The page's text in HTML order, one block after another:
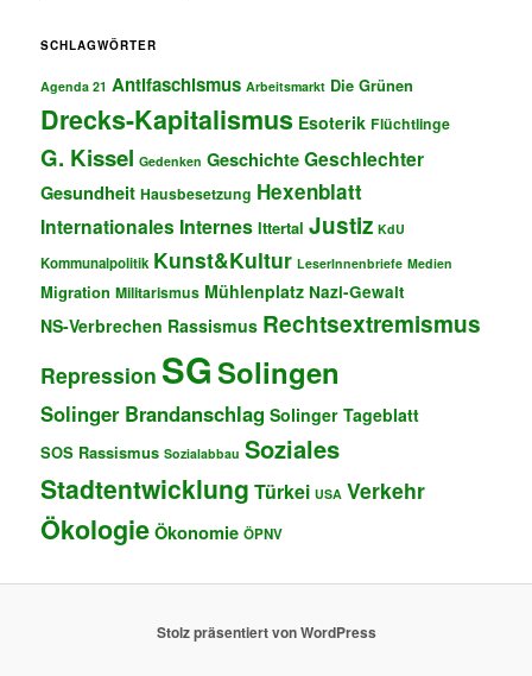
h
i
v
e
SCHLAGWÖRTER
Agenda 21 Antifaschismus Arbeitsmarkt Die Grünen
Drecks-Kapitalismus Esoterik Flüchtlinge
G. Kissel Gedenken GeschichteGeschlechter
Gesundheit Hausbesetzung Hexenblatt
Internationales Internes Ittertal Justiz KdU
Kommunalpolitik Kunst&Kultur LeserInnenbriefe Medien
Migration Militarismus Mühlenplatz Nazi-Gewalt
NS-Verbrechen Rassismus Rechtsextremismus
Repression SGSolingen
Solinger Brandanschlag Solinger Tageblatt
SOS Rassismus Sozialabbau Soziales
Stadtentwicklung Türkei USA Verkehr
ÖkologieÖkonomie ÖPNV
Stolz präsentiert von WordPress